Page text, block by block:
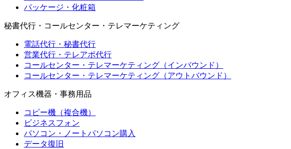
パッケージ・化粧箱
秘書代行・コールセンター・テレマーケティング
電話代行・秘書代行
営業代行・テレアポ代行
コールセンター・テレマーケティング（インバウンド）
コールセンター・テレマーケティング（アウトバウンド）
オフィス機器・事務用品
コピー機（複合機）
ビジネスフォン
パソコン・ノートパソコン購入
データ復旧